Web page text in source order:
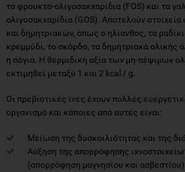
τα φρουκτο-ολιγοσακχαρίδια (FOS) και τα
ολιγοσακχαρίδια (GOS). Αποτελούν
και δημητριακών, όπως ο ηλίανθος, τα
κρεμμύδι, το σκόρδο, τα δημητριακά ολικής
η σόγια. Η θερμιδική αξία των μη-πέψιμων
εκτιμηθεί μεταξύ 1 και 2 kcal / g.
Οι πρεβιοτικές ίνες έχουν πολλές
οργανισμό και κάποιες από αυτές είναι:
Μείωση της δυσκοιλιότητας και της
Αύξηση της απορρόφησης
(απορρόφηση μαγνησίου και ασβεστίου)